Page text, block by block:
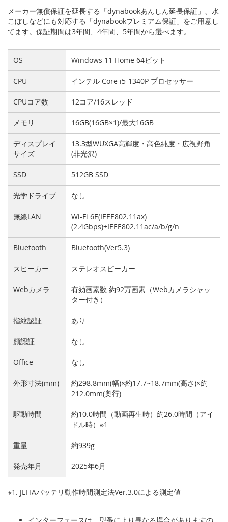
メーカー無償保証を延長する「dynabookあんしん延長保証」、水
こぼしなどにも対応する「dynabookプレミアム保証」をご用意し
てます。保証期間は3年間、4年間、5年間から選べます。
OS Windows 11 Home 64ビット
CPU インテル Core i5-1340P プロセッサー
CPUコア数 12コア/16スレッド
メモリ 16GB(16GB×1)/最大16GB
ディスプレイ
サイズ
13.3型WUXGA高輝度・高色純度・広視野角
(非光沢)
SSD 512GB SSD
光学ドライブ なし
無線LAN
Wi-Fi 6E(IEEE802.11ax)
(2.4Gbps)+IEEE802.11ac/a/b/g/n
Bluetooth Bluetooth(Ver5.3)
スピーカー ステレオスピーカー
Webカメラ
有効画素数 約92万画素（Webカメラシャッ
ター付き）
指紋認証 あり
顔認証 なし
Office なし
外形寸法(mm)
約298.8mm(幅)×約17.7~18.7mm(高さ)×約
212.0mm(奥行)
駆動時間
約10.0時間（動画再生時）約26.0時間（アイ
ドル時）※1
重量 約939g
発売年月 2025年6月
※1. JEITAバッテリ動作時間測定法Ver.3.0による測定値
インターフェースは、型番により異なる場合がありますの